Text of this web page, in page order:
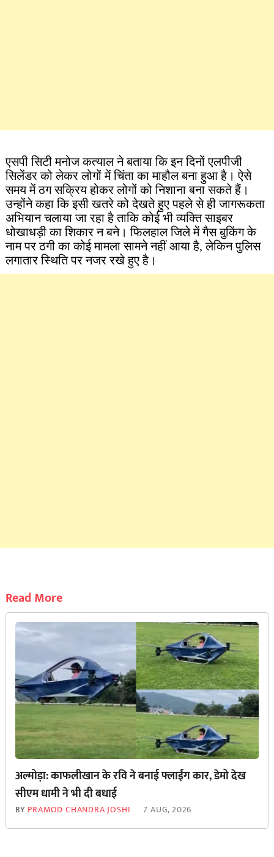
एसपी सिटी मनोज कत्याल ने बताया कि इन दिनों एलपीजी
सिलेंडर को लेकर लोगों में चिंता का माहौल बना हुआ है। ऐसे
समय में ठग सक्रिय होकर लोगों को निशाना बना सकते हैं।
उन्होंने कहा कि इसी खतरे को देखते हुए पहले से ही जागरूकता
अभियान चलाया जा रहा है ताकि कोई भी व्यक्ति साइबर
धोखाधड़ी का शिकार न बने। फिलहाल जिले में गैस बुकिंग के
नाम पर ठगी का कोई मामला सामने नहीं आया है, लेकिन पुलिस
लगातार स्थिति पर नजर रखे हुए है।
Read More
अल्मोड़ा: काफलीखान के रवि ने बनाई फ्लाईंग कार, डेमो देख
सीएम धामी ने भी दी बधाई
BY PRAMOD CHANDRA JOSHI 7 AUG, 2026